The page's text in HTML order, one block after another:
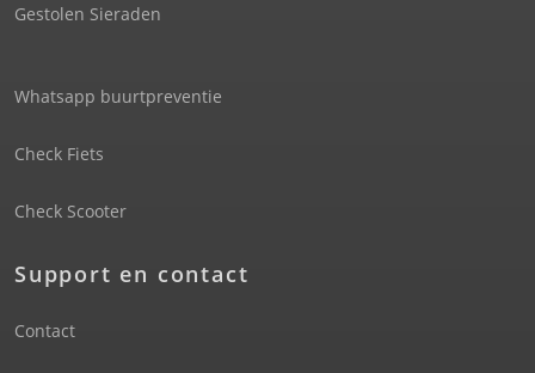
Gestolen Sieraden
Whatsapp buurtpreventie
Check Fiets
Check Scooter
Support en contact
Contact